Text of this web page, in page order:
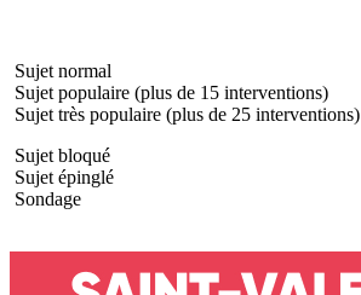
Sujet normal
Sujet populaire (plus de 15 interventions)
Sujet très populaire (plus de 25 interventions)
Sujet bloqué
Sujet épinglé
Sondage